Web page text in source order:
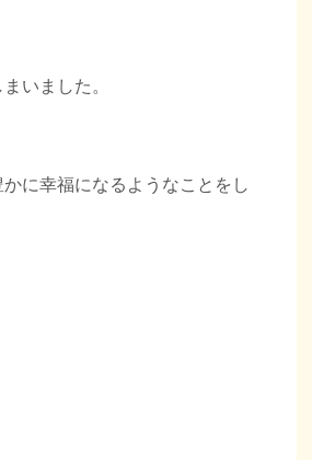
いました。
に幸福になるようなことをし